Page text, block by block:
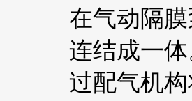
在气动隔
连结成一
过配气机